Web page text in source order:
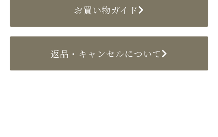
お買い物ガイド
返品・キャンセルについて